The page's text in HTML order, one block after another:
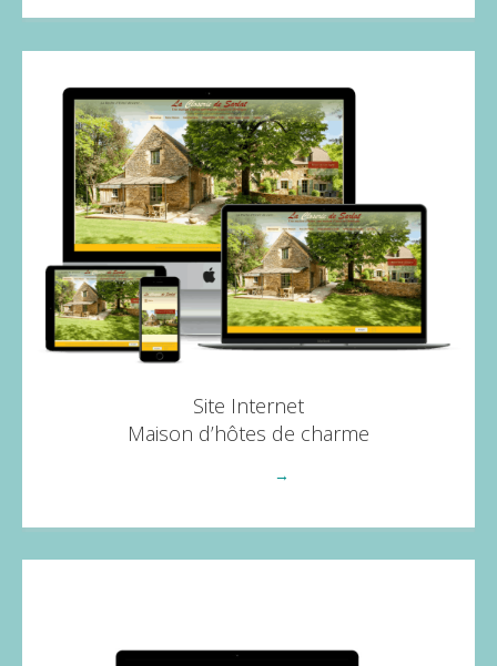
Site Internet
Maison d’hôtes de charme
→